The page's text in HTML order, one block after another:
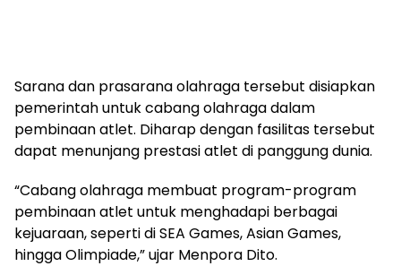
Sarana dan prasarana olahraga tersebut disiapkan
pemerintah untuk cabang olahraga dalam
pembinaan atlet. Diharap dengan fasilitas tersebut
dapat menunjang prestasi atlet di panggung dunia.
“Cabang olahraga membuat program-program
pembinaan atlet untuk menghadapi berbagai
kejuaraan, seperti di SEA Games, Asian Games,
hingga Olimpiade,” ujar Menpora Dito.